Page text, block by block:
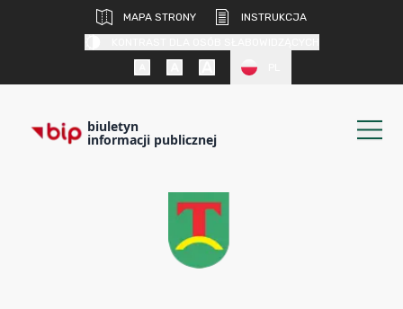
MAPA STRONY
INSTRUKCJA
biuletyn
informacji publicznej